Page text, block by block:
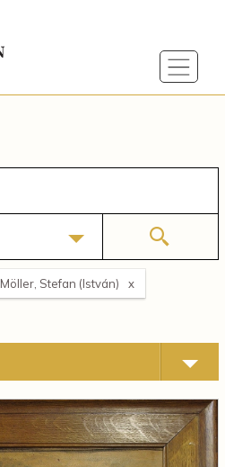
Möller, Stefan (István)